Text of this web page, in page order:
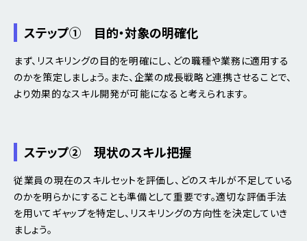
ステップ① 目的・対象の明確化
まず、リスキリングの目的を明確にし、どの職種や業務に適用する
のかを策定しましょう。また、企業の成長戦略と連携させることで、
より効果的なスキル開発が可能になると考えられます。
ステップ② 現状のスキル把握
従業員の現在のスキルセットを評価し、どのスキルが不足している
のかを明らかにすることも準備として重要です。適切な評価手法
を用いてギャップを特定し、リスキリングの方向性を決定していき
ましょう。